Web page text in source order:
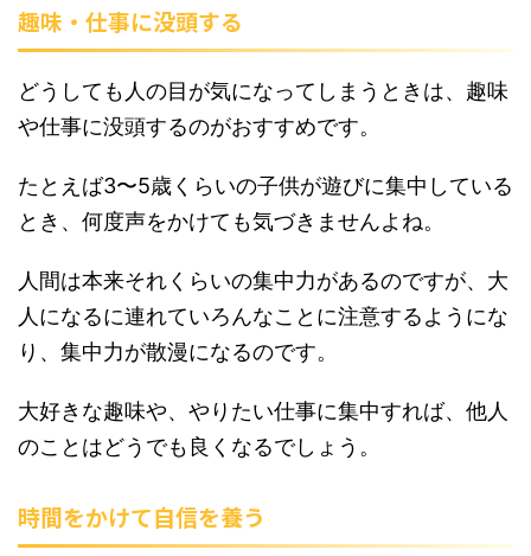
趣味・仕事に没頭する
どうしても人の目が気になってしまうときは、趣味
や仕事に没頭するのがおすすめです。
たとえば3〜5歳くらいの子供が遊びに集中している
とき、何度声をかけても気づきませんよね。
人間は本来それくらいの集中力があるのですが、大
人になるに連れていろんなことに注意するようにな
り、集中力が散漫になるのです。
大好きな趣味や、やりたい仕事に集中すれば、他人
のことはどうでも良くなるでしょう。
時間をかけて自信を養う